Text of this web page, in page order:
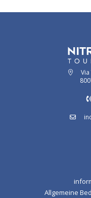
Allgemeine